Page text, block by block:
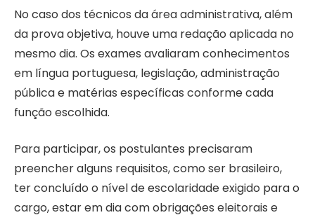
No caso dos técnicos da área administrativa, além
da prova objetiva, houve uma redação aplicada no
mesmo dia. Os exames avaliaram conhecimentos
em língua portuguesa, legislação, administração
pública e matérias específicas conforme cada
função escolhida.
Para participar, os postulantes precisaram
preencher alguns requisitos, como ser brasileiro,
ter concluído o nível de escolaridade exigido para o
cargo, estar em dia com obrigações eleitorais e